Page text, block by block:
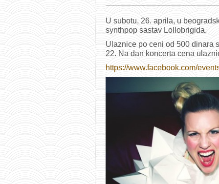
U subotu, 26. aprila, u
synthpop sastav Lollobrigida.
Ulaznice po ceni od 500 dinara
22. Na dan koncerta cena
https://www.facebook.com/